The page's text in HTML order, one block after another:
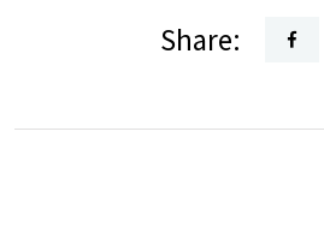
Share: